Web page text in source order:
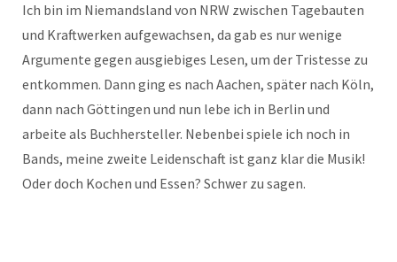
Ich bin im Niemandsland von NRW zwischen Tagebauten
und Kraftwerken aufgewachsen, da gab es nur wenige
Argumente gegen ausgiebiges Lesen, um der Tristesse zu
entkommen. Dann ging es nach Aachen, später nach Köln,
dann nach Göttingen und nun lebe ich in Berlin und
arbeite als Buchhersteller. Nebenbei spiele ich noch in
Bands, meine zweite Leidenschaft ist ganz klar die Musik!
Oder doch Kochen und Essen? Schwer zu sagen.